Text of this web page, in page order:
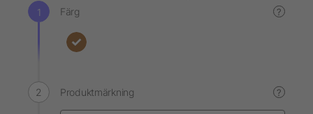
Färg ?
Produktmärkning ?